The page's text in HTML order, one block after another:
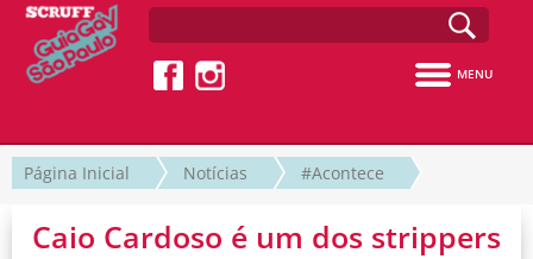
MENU
Página Inicial Notícias #Acontece
Caio Cardoso é um dos strippers